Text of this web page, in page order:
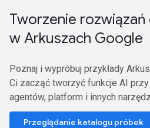
Tworzenie rozwiązań
w Arkuszach Google
Poznaj i wypróbuj przykłady
Ci zacząć tworzyć funkcje AI
agentów, platform i innych
Przeglądanie katalogu próbek